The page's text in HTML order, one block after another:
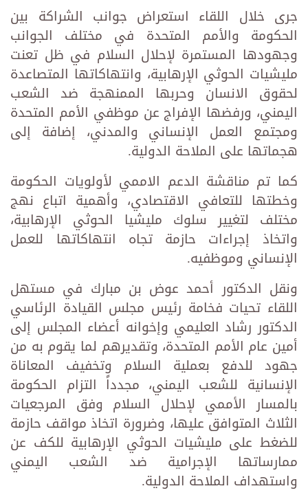
جرى خلال اللقاء استعراض جوانب الشراكة بين
الحكومة والأمم المتحدة في مختلف الجوانب
وجهودها المستمرة لإحلال السلام في ظل تعنت
مليشيات الحوثي الإرهابية، وانتهاكاتها المتصاعدة
لحقوق الانسان وحربها الممنهجة ضد الشعب
اليمني، ورفضها الإفراج عن موظفي الأمم المتحدة
ومجتمع العمل الإنساني والمدني، إضافة إلى
هجماتها على الملاحة الدولية.
كما تم مناقشة الدعم الاممي لأولويات الحكومة
وخطتها للتعافي الاقتصادي، وأهمية اتباع نهج
مختلف لتغيير سلوك مليشيا الحوثي الإرهابية،
واتخاذ إجراءات حازمة تجاه انتهاكاتها للعمل
الإنساني وموظفيه.
ونقل الدكتور أحمد عوض بن مبارك في مستهل
اللقاء تحيات فخامة رئيس مجلس القيادة الرئاسي
الدكتور رشاد العليمي وإخوانه أعضاء المجلس إلى
أمين عام الأمم المتحدة، وتقديرهم لما يقوم به من
جهود للدفع بعملية السلام وتخفيف المعاناة
الإنسانية للشعب اليمني، مجدداً التزام الحكومة
بالمسار الأممي لإحلال السلام وفق المرجعيات
الثلاث المتوافق عليها، وضرورة اتخاذ مواقف حازمة
للضغط على مليشيات الحوثي الإرهابية للكف عن
ممارساتها الإجرامية ضد الشعب اليمني
واستهداف الملاحة الدولية.